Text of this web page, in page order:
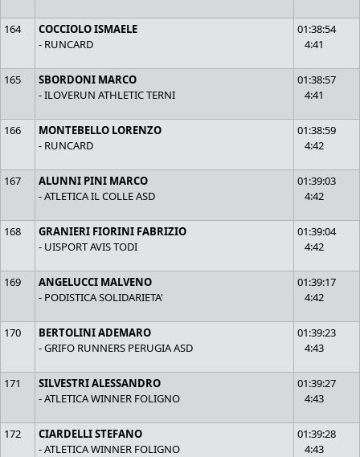
164
COCCIOLO ISMAELE
- RUNCARD
01:38:54
4:41
165
SBORDONI MARCO
- ILOVERUN ATHLETIC TERNI
01:38:57
4:41
166
MONTEBELLO LORENZO
- RUNCARD
01:38:59
4:42
167
ALUNNI PINI MARCO
- ATLETICA IL COLLE ASD
01:39:03
4:42
168
GRANIERI FIORINI FABRIZIO
- UISPORT AVIS TODI
01:39:04
4:42
169
ANGELUCCI MALVENO
- PODISTICA SOLIDARIETA'
01:39:17
4:42
170
BERTOLINI ADEMARO
- GRIFO RUNNERS PERUGIA ASD
01:39:23
4:43
171
SILVESTRI ALESSANDRO
- ATLETICA WINNER FOLIGNO
01:39:27
4:43
172
CIARDELLI STEFANO
- ATLETICA WINNER FOLIGNO
01:39:28
4:43